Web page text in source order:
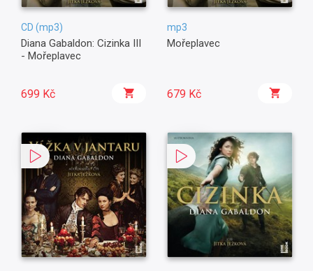
CD (mp3)
Diana Gabaldon: Cizinka III
- Mořeplavec
699 Kč
mp3
Mořeplavec
679 Kč